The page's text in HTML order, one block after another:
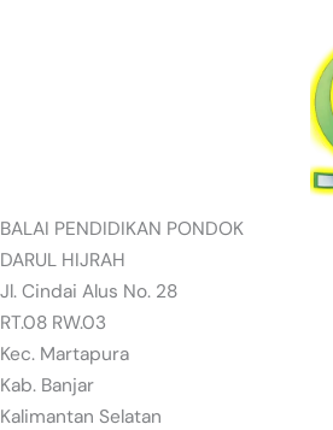
BALAI PENDIDIKAN PONDOK
DARUL HIJRAH
Jl. Cindai Alus No. 28
RT.08 RW.03
Kec. Martapura
Kab. Banjar
Kalimantan Selatan